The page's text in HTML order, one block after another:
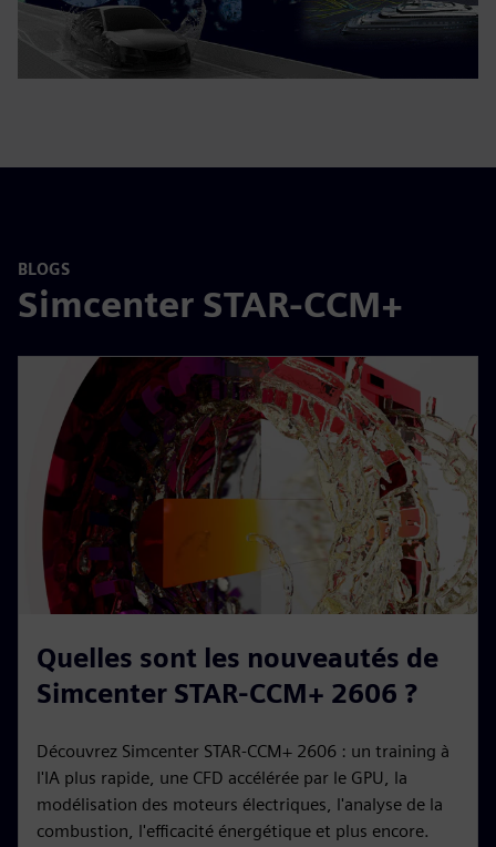
BLOGS
Simcenter STAR-CCM+
Quelles sont les nouveautés de
Simcenter STAR-CCM+ 2606 ?
Découvrez Simcenter STAR-CCM+ 2606 : un training à
l'IA plus rapide, une CFD accélérée par le GPU, la
modélisation des moteurs électriques, l'analyse de la
combustion, l'efficacité énergétique et plus encore.